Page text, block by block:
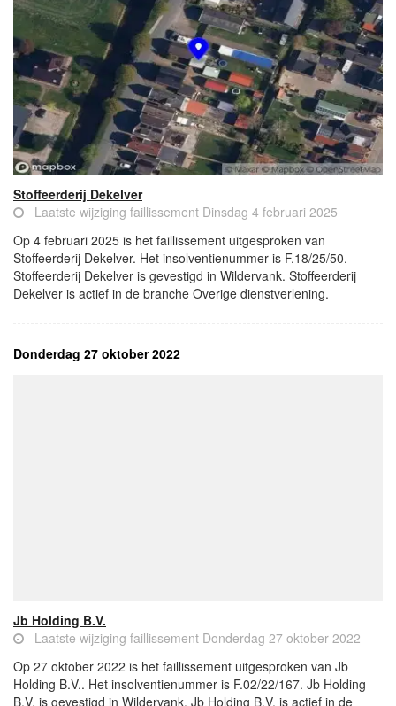
Stoffeerderij Dekelver
Laatste wijziging faillissement Dinsdag 4 februari 2025
Op 4 februari 2025 is het faillissement uitgesproken van
Stoffeerderij Dekelver. Het insolventienummer is F.18/25/50.
Stoffeerderij Dekelver is gevestigd in Wildervank. Stoffeerderij
Dekelver is actief in de branche Overige dienstverlening.
Donderdag 27 oktober 2022
Jb Holding B.V.
Laatste wijziging faillissement Donderdag 27 oktober 2022
Op 27 oktober 2022 is het faillissement uitgesproken van Jb
Holding B.V.. Het insolventienummer is F.02/22/167. Jb Holding
B.V. is gevestigd in Wildervank. Jb Holding B.V. is actief in de